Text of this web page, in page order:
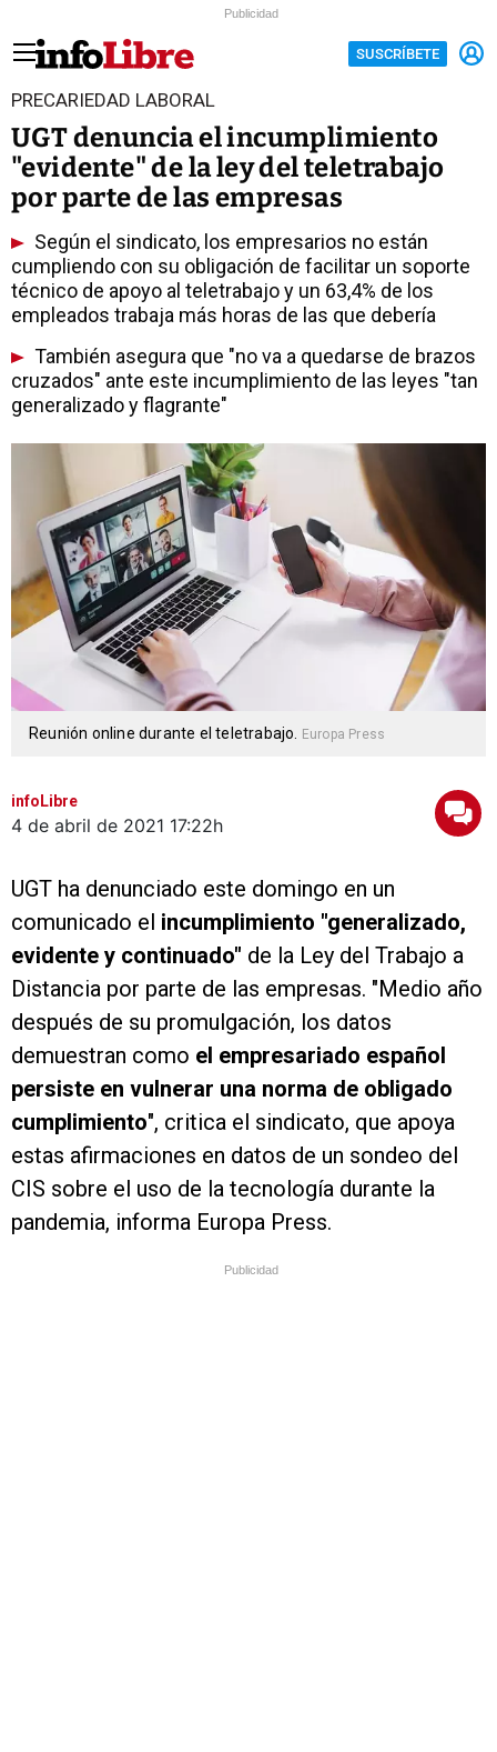
Publicidad
SUSCRÍBETE
PRECARIEDAD LABORAL
UGT denuncia el incumplimiento
"evidente" de la ley del teletrabajo
por parte de las empresas
Según el sindicato, los empresarios no están
cumpliendo con su obligación de facilitar un soporte
técnico de apoyo al teletrabajo y un 63,4% de los
empleados trabaja más horas de las que debería
También asegura que "no va a quedarse de brazos
cruzados" ante este incumplimiento de las leyes "tan
generalizado y flagrante"
Reunión online durante el teletrabajo. Europa Press
infoLibre
4 de abril de 2021 17:22h
UGT ha denunciado este domingo en un
comunicado el incumplimiento "generalizado,
evidente y continuado" de la Ley del Trabajo a
Distancia por parte de las empresas. "Medio año
después de su promulgación, los datos
demuestran como el empresariado español
persiste en vulnerar una norma de obligado
cumplimiento", critica el sindicato, que apoya
estas afirmaciones en datos de un sondeo del
CIS sobre el uso de la tecnología durante la
pandemia, informa Europa Press.
Publicidad